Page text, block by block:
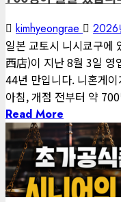
kimhyeongrae 2026
일본 교토시 니시쿄구에
西店)이 지난 8월 3일 영
44년 만입니다. 니혼게
아침, 개점 전부터 약
Read More
1 minute read
게재된 글
아침마다 지혜